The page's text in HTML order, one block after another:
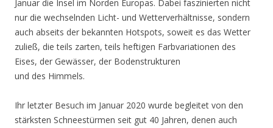
Januar die Insel im Norden Europas. Dabei faszinierten nicht
nur die wechselnden Licht- und Wetterverhältnisse, sondern
auch abseits der bekannten Hotspots, soweit es das Wetter
zuließ, die teils zarten, teils heftigen Farbvariationen des
Eises, der Gewässer, der Bodenstrukturen
und des Himmels.
Ihr letzter Besuch im Januar 2020 wurde begleitet von den
stärksten Schneestürmen seit gut 40 Jahren, denen auch